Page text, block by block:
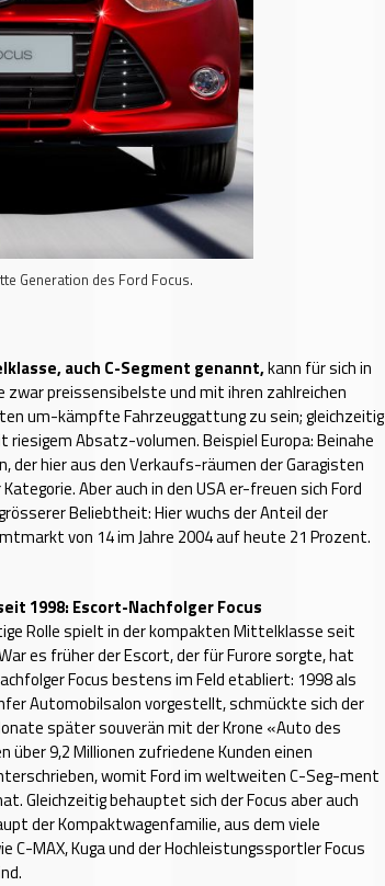
Generation des Ford Focus.
auch C-Segment genannt,kann für sich in
zwar preissensibelste und mit ihren zahlreichen
um-kämpfte Fahrzeuggattung zu sein; gleichzeitig
riesigem Absatz-volumen. Beispiel Europa: Beinahe
der hier aus den Verkaufs-räumen der Garagisten
Aber auch in den USA er-freuen sich Ford
Beliebtheit: Hier wuchs der Anteil der
von 14 im Jahre 2004 auf heute 21 Prozent.
1998: Escort-Nachfolger Focus
Rolle spielt in der kompakten Mittelklasse seit
es früher der Escort, der für Furore sorgte, hat
Focus bestens im Feld etabliert: 1998 als
Automobilsalon vorgestellt, schmückte sich der
später souverän mit der Krone «Auto des
über 9,2 Millionen zufriedene Kunden einen
womit Ford im weltweiten C-Seg-ment
Gleichzeitig behauptet sich der Focus aber auch
der Kompaktwagenfamilie, aus dem viele
C-MAX, Kuga und der Hochleistungssportler Focus